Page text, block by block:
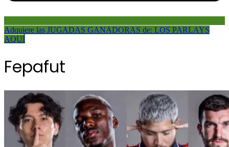
Adquiere las JUGADAS GANADORAS de: LOS PARLAYS
AQUÍ
Fepafut